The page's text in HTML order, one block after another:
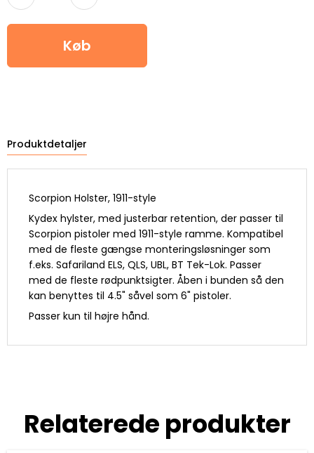
Køb
Produktdetaljer
Scorpion Holster, 1911-style
Kydex hylster, med justerbar retention, der passer til
Scorpion pistoler med 1911-style ramme. Kompatibel
med de fleste gængse monteringsløsninger som
f.eks. Safariland ELS, QLS, UBL, BT Tek-Lok. Passer
med de fleste rødpunktsigter. Åben i bunden så den
kan benyttes til 4.5" såvel som 6" pistoler.
Passer kun til højre hånd.
Relaterede produkter